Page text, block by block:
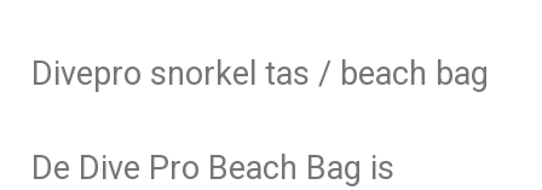
75.00
Divepro snorkel tas / beach bag
De Dive Pro Beach Bag is